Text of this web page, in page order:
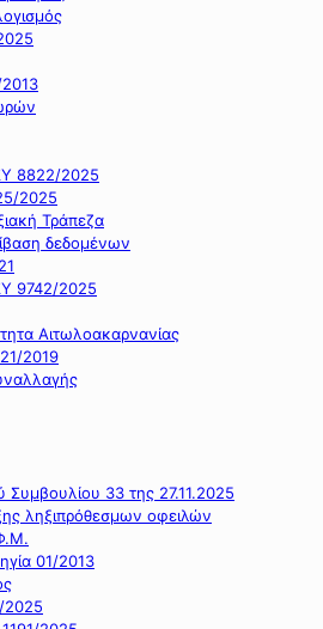
8822/2025
2025
Τράπεζα
δεδομένων
9742/2025
Αιτωλοακαρνανίας
2019
Συμβουλίου 33 της 27.11.2025
ληξιπρόθεσμων οφειλών
01/2013
2025